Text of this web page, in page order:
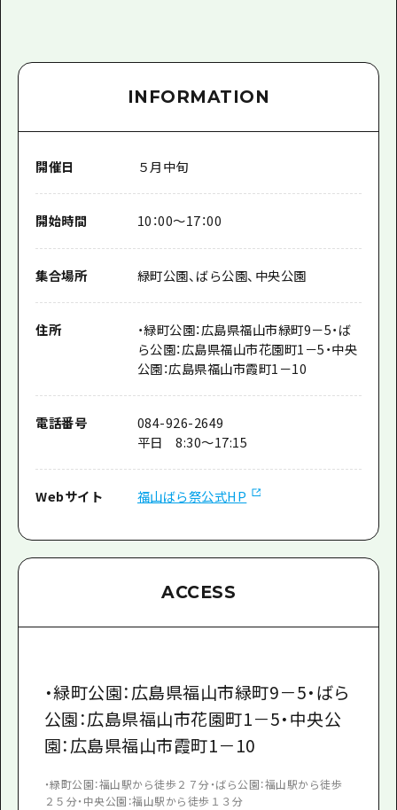
INFORMATION
開催日 ５月中旬
開始時間 10：00～17：00
集合場所 緑町公園、ばら公園、中央公園
住所
・緑町公園：広島県福山市緑町9－5・ば
ら公園：広島県福山市花園町1－5・中央
公園：広島県福山市霞町1－10
電話番号
084-926-2649
平日 8:30～17:15
Webサイト 福山ばら祭公式HP
ACCESS
・緑町公園：広島県福山市緑町9－5・ばら
公園：広島県福山市花園町1－5・中央公
園：広島県福山市霞町1－10
・緑町公園：福山駅から徒歩２７分・ばら公園：福山駅から徒歩
２５分・中央公園：福山駅から徒歩１３分